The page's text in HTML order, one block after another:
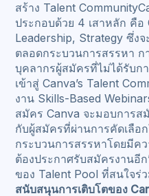
สร้าง Talent
ประกอบด้วย 4 เสาหลัก คือ
Leadership, Strategy ซึ่ง
ตลอดกระบวนการสรรหา
บุคลากรผู้สมัครที่ไม่ได้รับก
เข้าสู่ Canva’s Talent
งาน Skills-Based
สมัคร Canva จะมอบการ
กับผู้สมัครที่ผ่านการคัดเลือ
กระบวนการสรรหาโดยมีค
ต้องประกาศรับสมัครงานอีก
ของ Talent Pool ที่สนใจร่
สนับสนุนการเติบโตของ